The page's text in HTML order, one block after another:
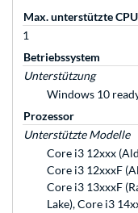
Max. unterstützte
1
Betriebssystem
Unterstützung
Windows 10
Prozessor
Unterstützte Modelle
Core i3 12xxx
Core i3 12xxxF
Core i3 13xxxF
Lake), Core i3